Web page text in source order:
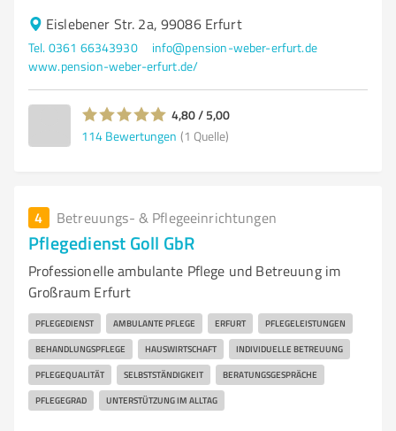
Eislebener Str. 2a, 99086 Erfurt
Tel. 0361 66343930
info@pension-weber-erfurt.de
www.pension-weber-erfurt.de/
4,80 / 5,00
114 Bewertungen (1 Quelle)
4 Betreuungs- & Pflegeeinrichtungen
Pflegedienst Goll GbR
Professionelle ambulante Pflege und Betreuung im
Großraum Erfurt
PFLEGEDIENST AMBULANTE PFLEGE ERFURT PFLEGELEISTUNGEN
BEHANDLUNGSPFLEGE HAUSWIRTSCHAFT INDIVIDUELLE BETREUUNG
PFLEGEQUALITÄT SELBSTSTÄNDIGKEIT BERATUNGSGESPRÄCHE
PFLEGEGRAD UNTERSTÜTZUNG IM ALLTAG